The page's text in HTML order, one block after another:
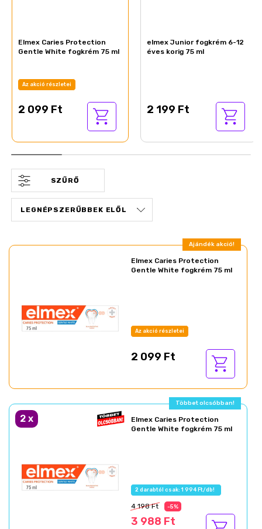
Elmex Caries Protection
Gentle White fogkrém 75 ml
Az akció részletei
2 099 Ft
elmex Junior fogkrém 6-12
éves korig 75 ml
2 199 Ft
SZŰRŐ
Ajándék akció!
Elmex Caries Protection
Gentle White fogkrém 75 ml
Az akció részletei
2 099 Ft
Többet olcsóbban!
2 x
Elmex Caries Protection
Gentle White fogkrém 75 ml
2 darabtól csak: 1 994 Ft/db!
4 198 Ft -5%
3 988 Ft